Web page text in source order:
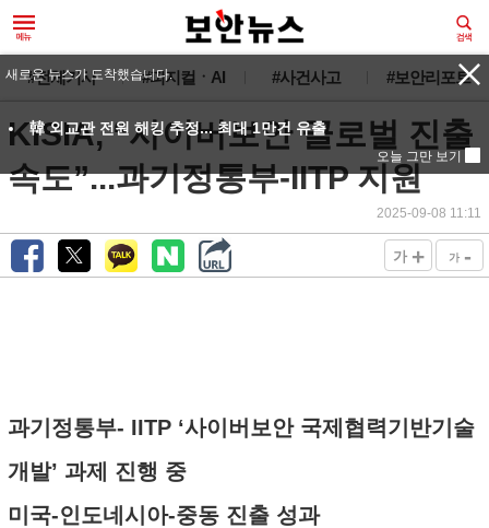
#전체기사 #피지컬ㆍAI #사건사고 #보안리포트
KISIA, “사이버보안 글로벌 진출
속도”...과기정통부-IITP 지원
2025-09-08 11:11
가 + 가 -
과기정통부- IITP ‘사이버보안 국제협력기반기술
개발’ 과제 진행 중
미국-인도네시아-중동 진출 성과
새로운 뉴스가 도착했습니다.
韓 외교관 전원 해킹 추정... 최대 1만건 유출
오늘 그만 보기